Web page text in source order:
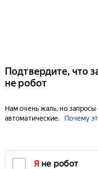
Подтвердите, что
не робот
Нам очень жаль, но
автоматические.
Почему
Я не робот